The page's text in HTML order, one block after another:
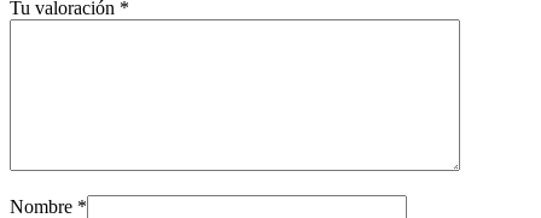
Tu valoración *
Nombre *